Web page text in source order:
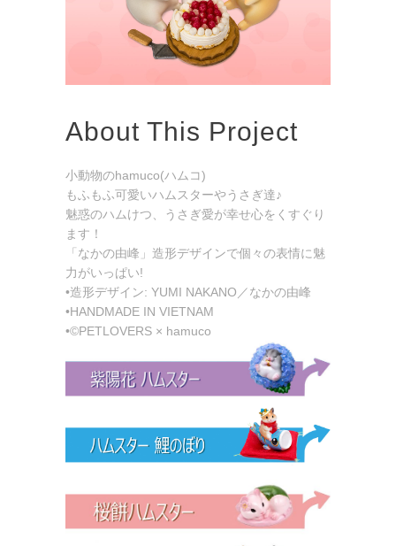
About This Project
小動物のhamuco(ハムコ)
もふもふ可愛いハムスターやうさぎ達♪
魅惑のハムけつ、うさぎ愛が幸せ心をくすぐり
ます！
「なかの由峰」造形デザインで個々の表情に魅
力がいっぱい!
•造形デザイン: YUMI NAKANO／なかの由峰
•HANDMADE IN VIETNAM
•©PETLOVERS × hamuco